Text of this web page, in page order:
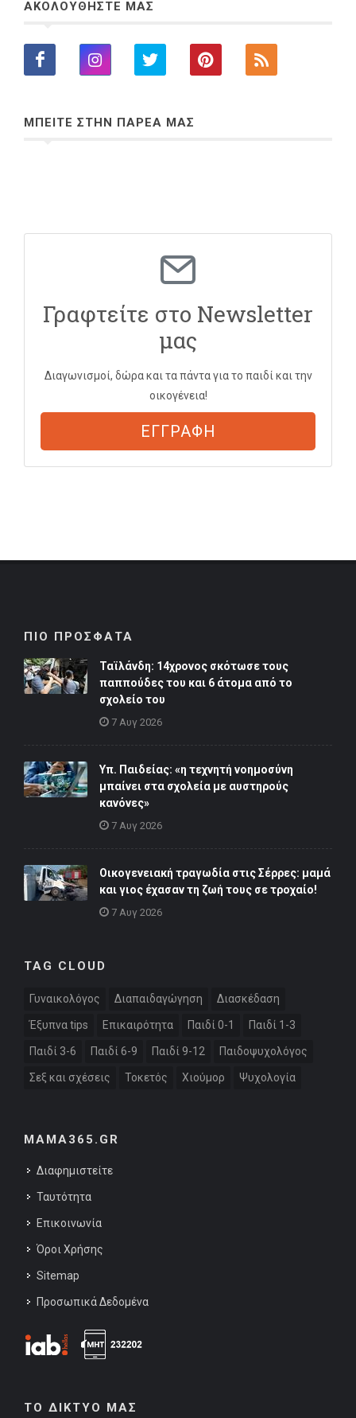
ΑΚΟΛΟΥΘΗΣΤΕ ΜΑΣ
ΜΠΕΙΤΕ ΣΤΗΝ ΠΑΡΕΑ ΜΑΣ
Γραφτείτε στο Newsletter
μας
Διαγωνισμοί, δώρα και τα πάντα για το παιδί και την
οικογένεια!
ΕΓΓΡΑΦΗ
ΠΙΟ ΠΡΟΣΦΑΤΑ
Ταϊλάνδη: 14χρονος σκότωσε τους
παππούδες του και 6 άτομα από το
σχολείο του
7 Αυγ 2026
Υπ. Παιδείας: «η τεχνητή νοημοσύνη
μπαίνει στα σχολεία με αυστηρούς
κανόνες»
7 Αυγ 2026
Οικογενειακή τραγωδία στις Σέρρες: μαμά
και γιος έχασαν τη ζωή τους σε τροχαίο!
7 Αυγ 2026
TAG CLOUD
Γυναικολόγος Διαπαιδαγώγηση Διασκέδαση
Έξυπνα tips Επικαιρότητα Παιδί 0-1 Παιδί 1-3
Παιδί 3-6 Παιδί 6-9 Παιδί 9-12 Παιδοψυχολόγος
Σεξ και σχέσεις Τοκετός Χιούμορ Ψυχολογία
MAMA365.GR
Διαφημιστείτε
Ταυτότητα
Επικοινωνία
Όροι Χρήσης
Sitemap
Προσωπικά Δεδομένα
ΤΟ ΔΙΚΤΥΟ ΜΑΣ